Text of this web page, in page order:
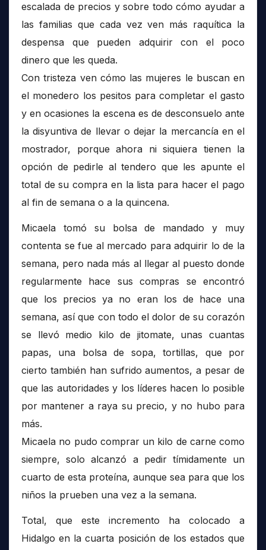
escalada de precios y sobre todo cómo ayudar a
las familias que cada vez ven más raquítica la
despensa que pueden adquirir con el poco
dinero que les queda.
Con tristeza ven cómo las mujeres le buscan en
el monedero los pesitos para completar el gasto
y en ocasiones la escena es de desconsuelo ante
la disyuntiva de llevar o dejar la mercancía en el
mostrador, porque ahora ni siquiera tienen la
opción de pedirle al tendero que les apunte el
total de su compra en la lista para hacer el pago
al fin de semana o a la quincena.
Micaela tomó su bolsa de mandado y muy
contenta se fue al mercado para adquirir lo de la
semana, pero nada más al llegar al puesto donde
regularmente hace sus compras se encontró
que los precios ya no eran los de hace una
semana, así que con todo el dolor de su corazón
se llevó medio kilo de jitomate, unas cuantas
papas, una bolsa de sopa, tortillas, que por
cierto también han sufrido aumentos, a pesar de
que las autoridades y los líderes hacen lo posible
por mantener a raya su precio, y no hubo para
más.
Micaela no pudo comprar un kilo de carne como
siempre, solo alcanzó a pedir tímidamente un
cuarto de esta proteína, aunque sea para que los
niños la prueben una vez a la semana.
Total, que este incremento ha colocado a
Hidalgo en la cuarta posición de los estados que